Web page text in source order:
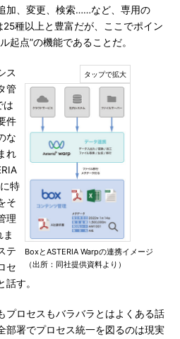
加、変更、検索……など、専用の
種以上と豊富だが、ここでポイン
起点”の機能であることだ。
BoxとASTERIA Warpの連携イメージ
（出所：同社提供資料より）
ス
管
は
件
な
れ
特
そ
理
テ
セ
す。
ロセスもバラバラとはよくある話
部署でプロセス統一を図るのは現実